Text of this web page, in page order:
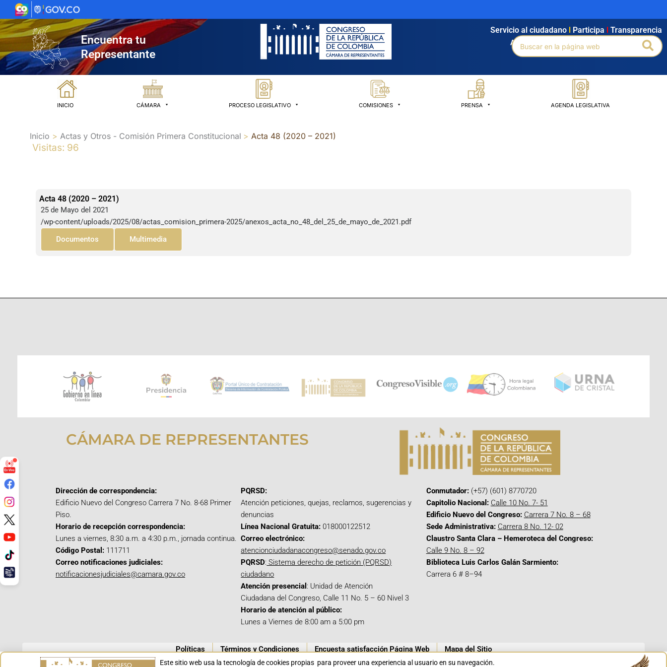
al
contenido
Encuentra tu
Representante
Agendamiento Intranet Búsqueda avanzada
Servicio al ciudadano Participa Transparencia
Buscar
por:
INICIO CÁMARA PROCESO LEGISLATIVO COMISIONES PRENSA AGENDA LEGISLATIVA
Inicio Actas y Otros - Comisión Primera Constitucional Acta 48 (2020 – 2021)
Visitas: 96
Acta 48 (2020 – 2021)
25 de Mayo del 2021
/wp-content/uploads/2025/08/actas_comision_primera-2025/anexos_acta_no_48_del_25_de_mayo_de_2021.pdf
Documentos
Multimedia
CÁMARA DE REPRESENTANTES
Dirección de correspondencia:
Edificio Nuevo del Congreso Carrera 7 No. 8-68 Primer
Piso.
Horario de recepción correspondencia:
Lunes a viernes, 8:30 a.m. a 4:30 p.m., jornada continua.
Código Postal: 111711
Correo notificaciones judiciales:
notificacionesjudiciales@camara.gov.co
PQRSD:
Atención peticiones, quejas, reclamos, sugerencias y
denuncias
Línea Nacional Gratuita: 018000122512
Correo electrónico:
atencionciudadanacongreso@senado.gov.co
PQRSD: Sistema derecho de petición (PQRSD)
ciudadano
Atención presencial : Unidad de Atención
Ciudadana del Congreso, Calle 11 No. 5 – 60 Nivel 3
Horario de atención al público:
Lunes a Viernes de 8:00 am a 5:00 pm
Conmutador:(+57) (601) 8770720
Capitolio Nacional: Calle 10 No. 7- 51
Edificio Nuevo del Congreso: Carrera 7 No. 8 – 68
Sede Administrativa: Carrera 8 No. 12- 02
Claustro Santa Clara – Hemeroteca del Congreso:
Calle 9 No. 8 – 92
Biblioteca Luis Carlos Galán Sarmiento:
Carrera 6 # 8–94
Políticas Términos y Condiciones Encuesta satisfacción Página Web Mapa del Sitio
Este sitio web usa la tecnología de cookies propias para proveer una experiencia al usuario en su navegación.